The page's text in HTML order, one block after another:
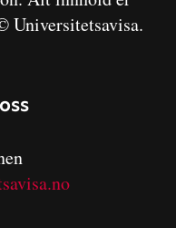
Universitetsavisa.